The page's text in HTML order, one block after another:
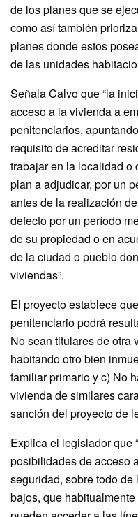
de los planes que se
como así también
planes donde estos
de las unidades
Señala Calvo que “la
acceso a la vivienda a
penitenciarios,
requisito de acreditar
trabajar en la localidad o
plan a adjudicar, por un
antes de la realización
defecto por un período
de su propiedad o en
de la ciudad o pueblo
viviendas”.
El proyecto establece
penitenciario podrá
No sean titulares de otra
habitando otro bien
familiar primario y c) No
vivienda de similares
sanción del proyecto de
Explica el legislador que
posibilidades de acceso
seguridad, sobre todo
bajos, que